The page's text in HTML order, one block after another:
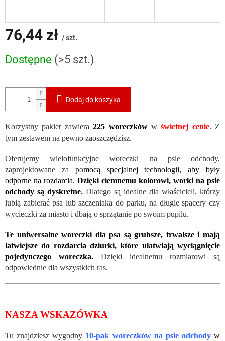
76,44 zł / szt.
jednostkowa:
Dostępne (>5 szt.)
Dodaj do koszyka
Korzystny pakiet zawiera225 woreczków wświetnej cenie. Z
tym zestawem na pewno zaoszczędzisz.
Oferujemy wielofunkcyjne woreczki na psie odchody,
zaprojektowane za pomocą specjalnej technologii, aby były
odporne na rozdarcia. Dzięki ciemnemu kolorowi, worki na psie
odchody są dyskretne. Dlatego są idealne dla właścicieli, którzy
lubią zabierać psa lub szczeniaka do parku, na długie spacery czy
wycieczki za miasto i dbają o sprzątanie po swoim pupilu.
Te uniwersalne woreczki dla psa są grubsze, trwalsze i mają
łatwiejsze do rozdarcia dziurki, które ułatwiają wyciągnięcie
pojedynczego woreczka. Dzięki idealnemu rozmiarowi są
odpowiednie dla wszystkich ras.
NASZA WSKAZÓWKA
Tu znajdziesz wygodny 10-pak woreczków na psie odchody w